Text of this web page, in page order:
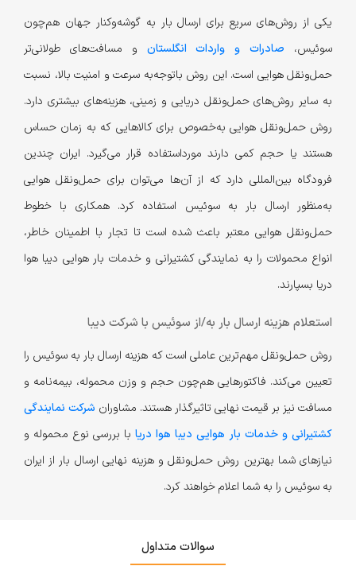
یکی از روش‌های سریع برای ارسال بار به گوشه‌وکنار جهان هم‌چون
سوئیس، صادرات و واردات انگلستان و مسافت‌های طولانی‌تر
حمل‌ونقل هوایی است. این روش با‌توجه‌به سرعت و امنیت بالا، نسبت
به سایر روش‌های حمل‌ونقل دریایی و زمینی، هزینه‌های بیشتری دارد.
روش حمل‌ونقل هوایی به‌خصوص برای کالاهایی که به زمان حساس
هستند یا حجم کمی دارند مورد‌استفاده قرار می‌گیرد. ایران چندین
فرودگاه بین‌المللی دارد که از آن‌ها می‌توان برای حمل‌ونقل هوایی
به‌منظور ارسال بار به سوئیس استفاده کرد. همکاری با خطوط
حمل‌ونقل هوایی معتبر باعث شده است تا تجار با اطمینان خاطر،
انواع محمولات را به نمایندگی کشتیرانی و خدمات بار هوایی دیبا هوا
دریا بسپارند.
استعلام هزینه ارسال بار به/از سوئیس با شرکت دیبا
روش حمل‌ونقل مهم‌ترین عاملی است که هزینه‌ ارسال بار به سوئیس را
تعیین می‌کند. فاکتورهایی هم‌چون حجم و وزن محموله، بیمه‌نامه و
مسافت نیز بر قیمت نهایی تاثیرگذار هستند. مشاوران شرکت نمایندگی
کشتیرانی و خدمات بار هوایی دیبا هوا دریا با بررسی نوع محموله و
نیازهای شما بهترین روش حمل‌ونقل و هزینه‌ نهایی ارسال بار از ایران
به سوئیس را به شما اعلام خواهند کرد.
سوالات متداول